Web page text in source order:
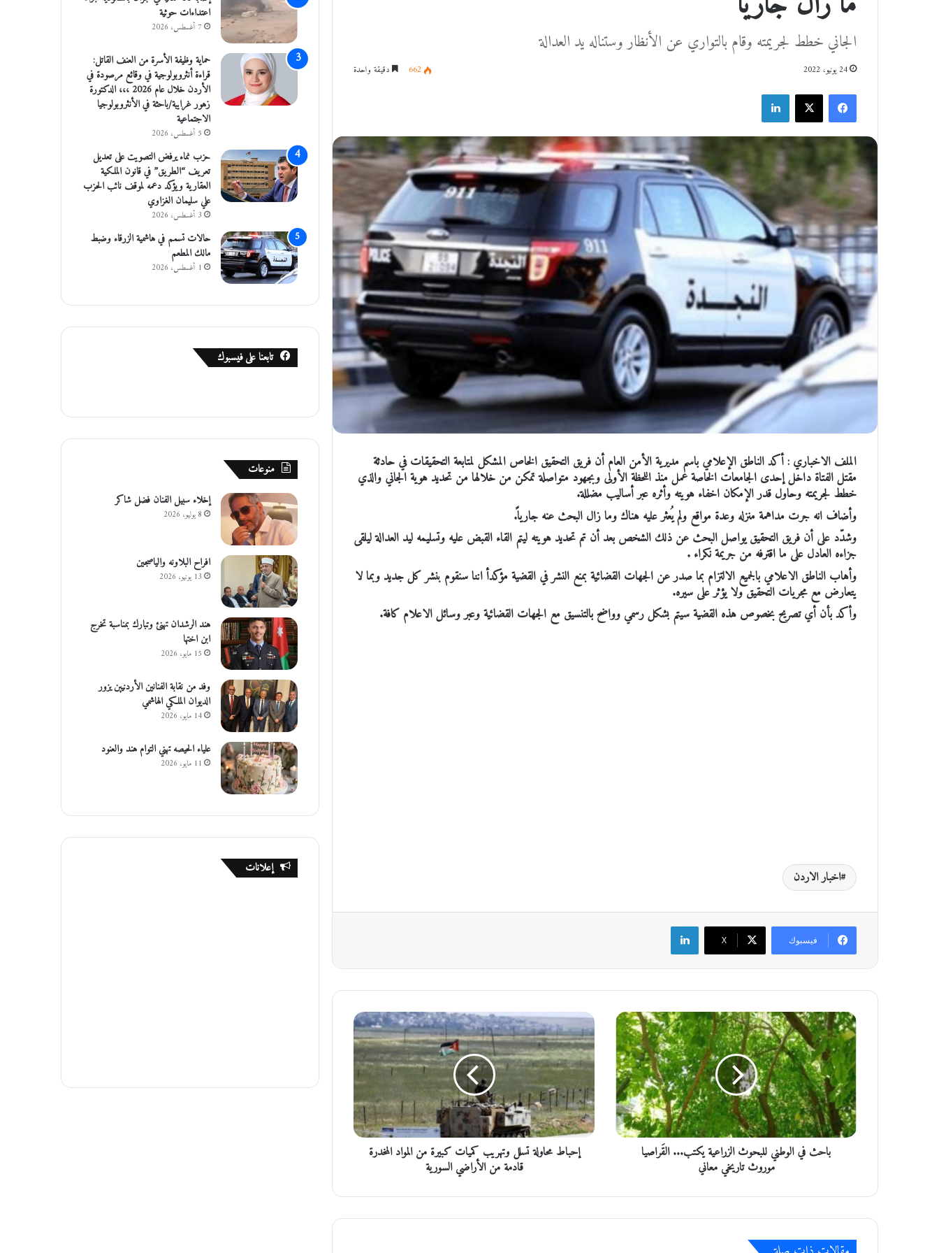
الجاني خطط لجريمته وقام بالتواري عن الأنظار وستناله يد العدالة
24 يونيو، 2022 662 دقيقة واحدة
فيسبوك
الملف الاخباري : ‏أكد الناطق الإعلامي باسم مديرية الأمن العام أن فريق التحقيق الخاص المشكل لمتابعة التحقيقات في حادثة
مقتل الفتاة داخل إحدى الجامعات الخاصة عمل منذ اللحظة الأولى وبجهود متواصلة تمكن من خلالها من تحديد هوية الجاني والذي
خطط لجريمته وحاول قدر الإمكان اخفاء هويته وأثره عبر أساليب مضللة.
وأضاف انه جرت مداهمة منزله وعدة مواقع ولم يُعثر عليه هناك وما زال البحث عنه جارياً.
‏وشدّد على أن فريق التحقيق يواصل البحث عن ذلك الشخص بعد أن تم تحديد هويته ليتم القاء القبض عليه وتسليمه ليد العدالة ليلقى
جزاءه العادل على ما اقترفه من جريمة نكراء .
وأهاب الناطق الاعلامي بالجميع الالتزام بما صدر عن الجهات القضائية بمنع النشر في القضية مؤكدأ اننا سنقوم بنشر كل جديد وبما لا
يتعارض مع مجريات التحقيق ولا يؤثر على سيره.
وأكد بأن أي تصريح بخصوص هذه القضية سيتم بشكل رسمي وواضح بالتنسيق مع الجهات القضائية وعبر وسائل الاعلام كافة.
اخبار الاردن
فيسبوك ‫X
ب
ا
ح
ث
ف
ي
ا
ل
و
ل
ح
باحث في الوطني للبحوث الزراعية يكتب... القَراصيا
موروث تاريخي معاني
إ
ح
ب
ا
م
ح
ا
و
س
إحباط محاولة تسلل وتهريب كميات كبيرة من المواد المخدرة
قادمة من الأراضي السورية
اعتداءات حوثية
7 أغسطس، 2026
حماية وظيفة الأسرة من العنف القاتل:
قراءة أنثروبولوجية في وقائع مرصودة في
الأردن خلال عام 2026 ،،، الدكتورة
زهور غرايبة/باحثة في الأنثروبولوجيا
الاجتماعية
5 أغسطس، 2026
حزب نماء يرفض التصويت على تعديل
تعريف “الطريق” في قانون الملكية
العقارية ويؤكد دعمه لموقف نائب الحزب
علي سليمان الغزاوي
3 أغسطس، 2026
حالات تسمم في هاشمية الزرقاء وضبط
مالك المطعم
1 أغسطس، 2026
تابعنا على فيسبوك
منوعات
إخلاء سبيل الفنان فضل شاكر
8 يوليو، 2026
افراح البلاونه والياصجين
13 يونيو، 2026
هند الرشدان تهنئ وتبارك بمناسبة تخرج
ابن اختها
15 مايو، 2026
وفد من نقابة الفنانين الأردنيين يزور
الديوان الملكي الهاشمي
14 مايو، 2026
علياء الحيصه تهني التوام هند والعنود
11 مايو، 2026
إعلانات